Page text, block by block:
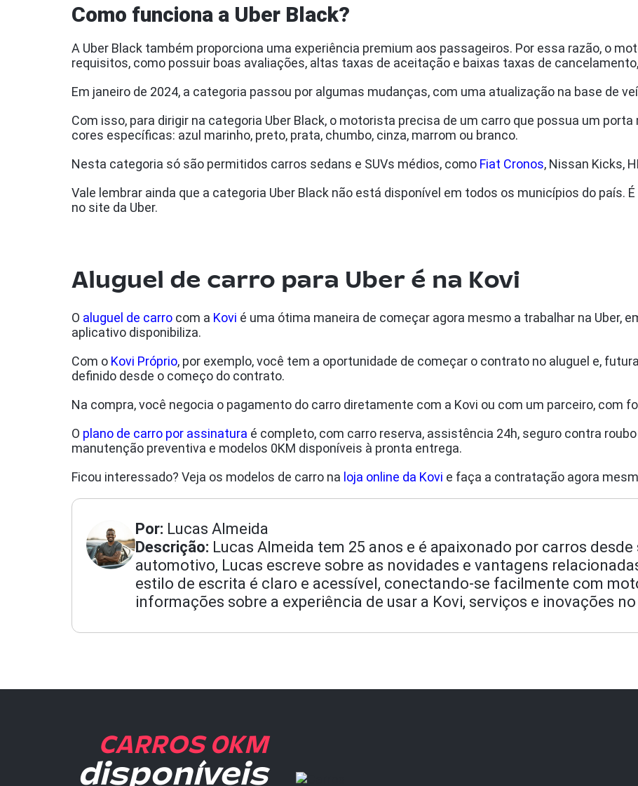
Como funciona a Uber Black?
A Uber Black também proporciona uma experiência premium aos passageiros. Por essa razão, o
requisitos, como possuir boas avaliações, altas taxas de aceitação e baixas taxas de
Em janeiro de 2024, a categoria passou por algumas mudanças, com uma atualização na base de
Com isso, para dirigir na categoria Uber Black, o motorista precisa de um carro que possua um
cores específicas: azul marinho, preto, prata, chumbo, cinza, marrom ou branco.
Nesta categoria só são permitidos carros sedans e SUVs médios, como Fiat Cronos, Nissan Kicks,
Vale lembrar ainda que a categoria Uber Black não está disponível em todos os municípios do país.
no site da Uber.
Aluguel de carro para Uber é na Kovi
O aluguel de carro com a Kovi é uma ótima maneira de começar agora mesmo a trabalhar na Uber,
aplicativo disponibiliza.
Com o Kovi Próprio, por exemplo, você tem a oportunidade de começar o contrato no aluguel e,
definido desde o começo do contrato.
Na compra, você negocia o pagamento do carro diretamente com a Kovi ou com um parceiro, com
O plano de carro por assinatura é completo, com carro reserva, assistência 24h, seguro contra
manutenção preventiva e modelos 0KM disponíveis à pronta entrega.
Ficou interessado? Veja os modelos de carro na loja online da Kovi e faça a contratação agora
Por: Lucas Almeida
Descrição: Lucas Almeida tem 25 anos e é apaixonado por carros
automotivo, Lucas escreve sobre as novidades e vantagens
estilo de escrita é claro e acessível, conectando-se facilmente com
informações sobre a experiência de usar a Kovi, serviços e inovações
CARROS 0KM
disponíveis